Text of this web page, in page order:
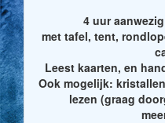
4 uur
met tafel, tent,
Leest kaarten, en
Ook mogelijk:
lezen (graag